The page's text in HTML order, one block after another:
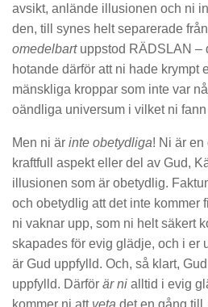
avsikt, anlände illusionen och ni
den, till synes helt separerade
omedelbartuppstod RÄDSLAN –
hotande därför att ni hade krympt
mänskliga kroppar som inte var
oändliga universum i vilket ni
Men ni är inte obetydliga! Ni är
kraftfull aspekt eller del av Gud,
illusionen som är obetydlig.
och obetydlig att det inte kommer
ni vaknar upp, som ni helt säkert
skapades för evig glädje, och i er
är Gud uppfylld. Och, så klart,
uppfylld. Därför är ni alltid i evig
kommer ni att veta det en gång